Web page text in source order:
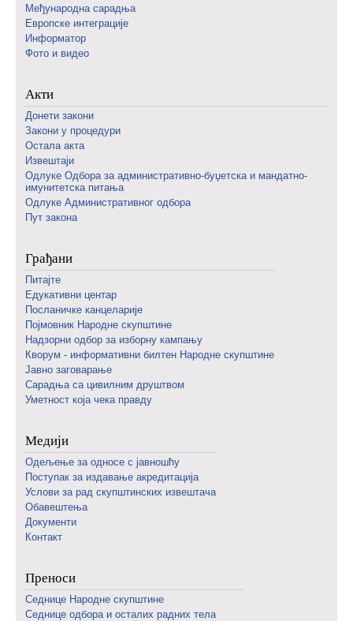
Међународна сарадња
Европске интеграције
Информатор
Фото и видео
Акти
Донети закони
Закони у процедури
Остала акта
Извештаји
Одлуке Одбора за административно-буџетска и мандатно-
имунитетска питања
Одлуке Административног одбора
Пут закона
Грађани
Питајте
Едукативни центар
Посланичке канцеларије
Појмовник Народне скупштине
Надзорни одбор за изборну кампању
Кворум - информативни билтен Народне скупштине
Јавно заговарање
Сарадња са цивилним друштвом
Уметност која чека правду
Медији
Одељење за односе с јавношћу
Поступак за издавање акредитација
Услови за рад скупштинских извештача
Обавештења
Документи
Контакт
Преноси
Седнице Народне скупштине
Седнице одбора и осталих радних тела